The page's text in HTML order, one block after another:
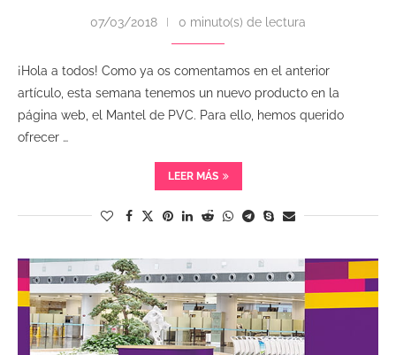
07/03/2018 0 minuto(s) de lectura
¡Hola a todos! Como ya os comentamos en el anterior
artículo, esta semana tenemos un nuevo producto en la
página web, el Mantel de PVC. Para ello, hemos querido
ofrecer …
LEER MÁS